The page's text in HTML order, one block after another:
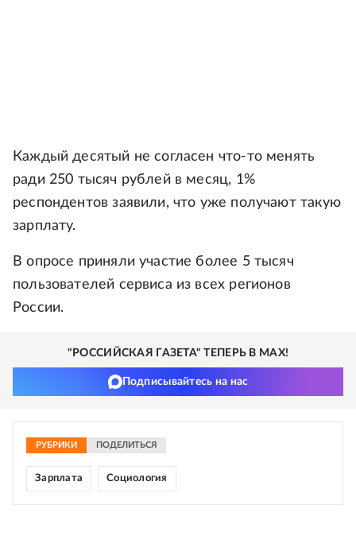
Каждый десятый не согласен что-то менять
ради 250 тысяч рублей в месяц, 1%
респондентов заявили, что уже получают такую
зарплату.
В опросе приняли участие более 5 тысяч
пользователей сервиса из всех регионов
России.
"РОССИЙСКАЯ ГАЗЕТА" ТЕПЕРЬ В MAX!
Подписывайтесь на нас
РУБРИКИ ПОДЕЛИТЬСЯ
Зарплата Социология